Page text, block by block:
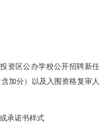
资区公办学校公开招聘新任
加分）以及入围资格复审人
承诺书样式